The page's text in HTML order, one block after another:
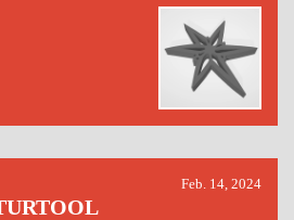
Feb. 14, 2024